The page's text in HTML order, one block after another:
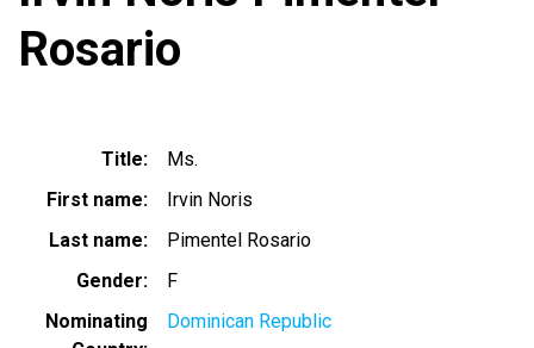
Rosario
Title
Ms.
First name
Irvin Noris
Last name
Pimentel Rosario
Gender
F
Nominating
Dominican Republic